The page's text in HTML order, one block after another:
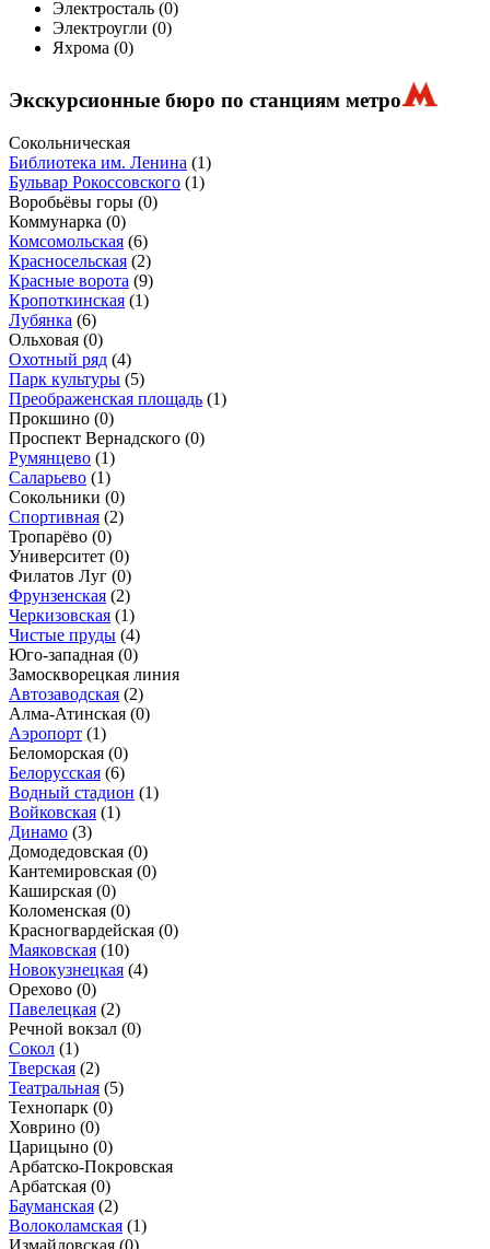
Электросталь (0)
Электроугли (0)
Яхрома (0)
Экскурсионные бюро по станциям метро
Сокольническая
Библиотека им. Ленина (1)
Бульвар Рокоссовского (1)
Воробьёвы горы (0)
Коммунарка (0)
Комсомольская (6)
Красносельская (2)
Красные ворота (9)
Кропоткинская (1)
Лубянка (6)
Ольховая (0)
Охотный ряд (4)
Парк культуры (5)
Преображенская площадь (1)
Прокшино (0)
Проспект Вернадского (0)
Румянцево (1)
Саларьево (1)
Сокольники (0)
Спортивная (2)
Тропарёво (0)
Университет (0)
Филатов Луг (0)
Фрунзенская (2)
Черкизовская (1)
Чистые пруды (4)
Юго-западная (0)
Замоскворецкая линия
Автозаводская (2)
Алма-Атинская (0)
Аэропорт (1)
Беломорская (0)
Белорусская (6)
Водный стадион (1)
Войковская (1)
Динамо (3)
Домодедовская (0)
Кантемировская (0)
Каширская (0)
Коломенская (0)
Красногвардейская (0)
Маяковская (10)
Новокузнецкая (4)
Орехово (0)
Павелецкая (2)
Речной вокзал (0)
Сокол (1)
Тверская (2)
Театральная (5)
Технопарк (0)
Ховрино (0)
Царицыно (0)
Арбатско-Покровская
Арбатская (0)
Бауманская (2)
Волоколамская (1)
Измайловская (0)